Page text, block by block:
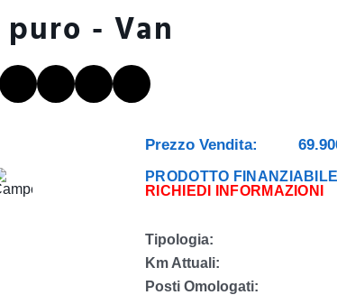
- Van
Prezzo Vendita:
PRODOTTO
RICHIEDI INFORMAZIONI
Tipologia:
Km Attuali:
Posti Omologati: